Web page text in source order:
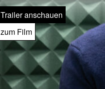
Trailer anschauen
zum Film